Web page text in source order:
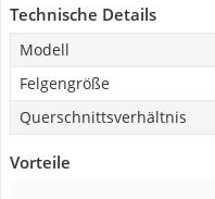
Technische Details
Modell
Felgengröße
Querschnittsverhältnis
Vorteile